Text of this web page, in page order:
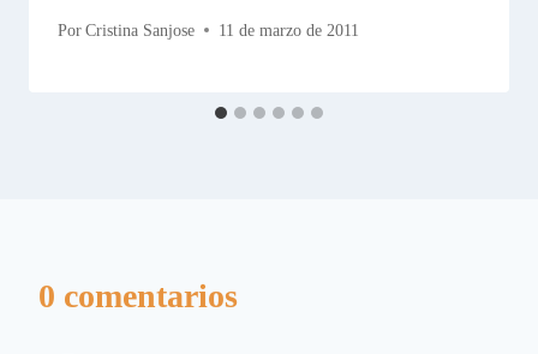
Por Cristina Sanjose 11 de marzo de 2011
0 comentarios